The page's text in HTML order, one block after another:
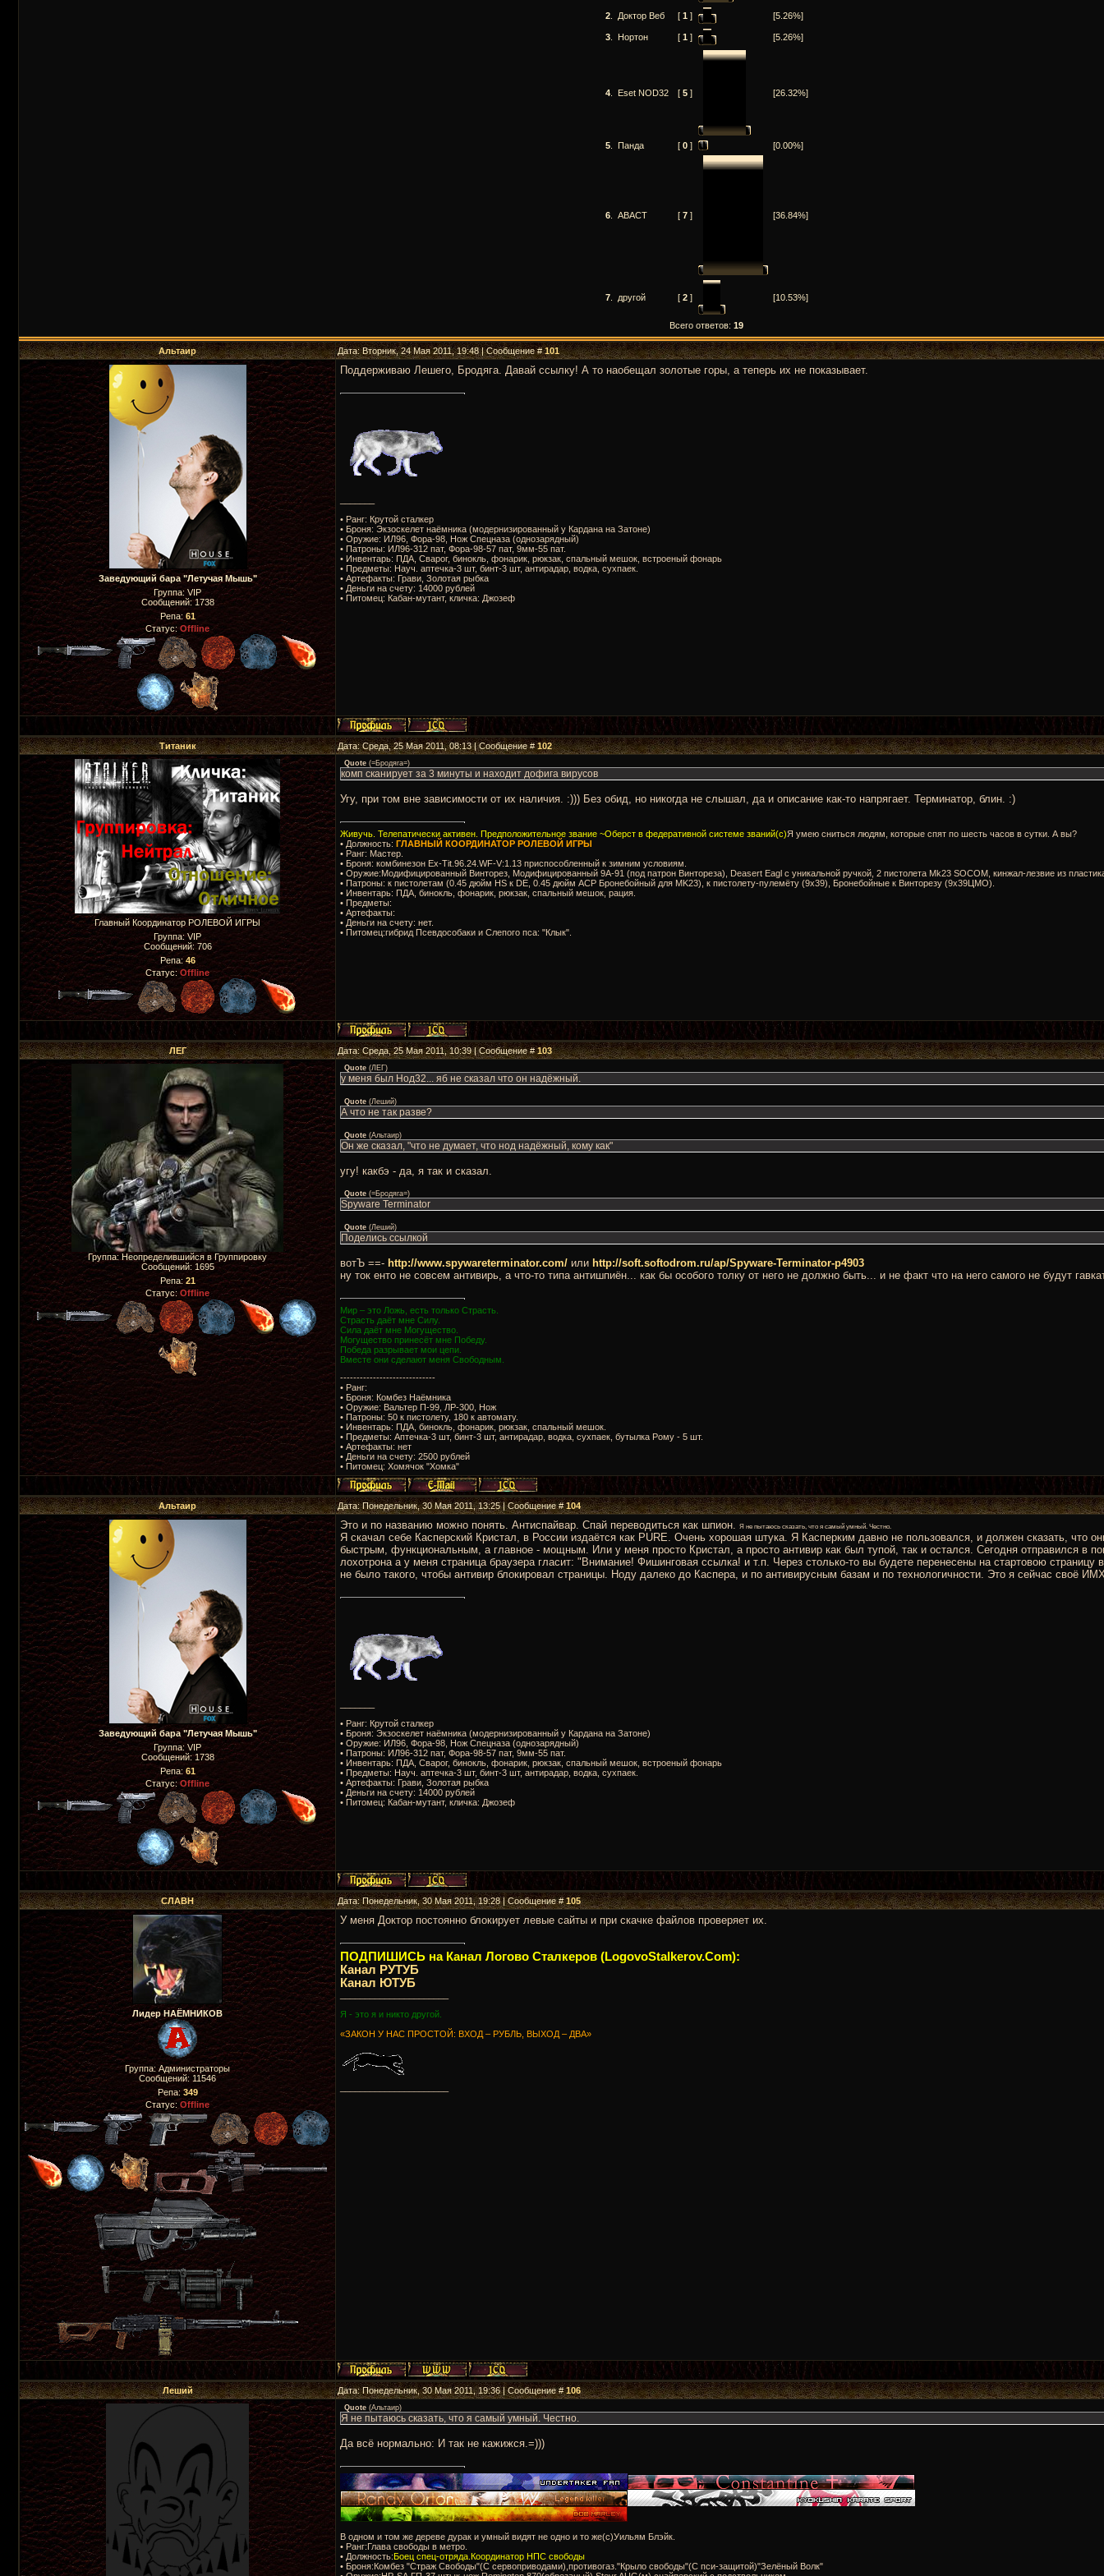
2. Доктор Веб [ 1] [5.26%]
3. Нортон [ 1] [5.26%]
4. Eset NOD32 [ 5] [26.32%]
5. Панда [ 0] [0.00%]
6. АВАСТ [ 7] [36.84%]
7. другой [ 2] [10.53%]
Всего ответов: 19
Альтаир Дата: Вторник, 24 Мая 2011, 19:48 | Сообщение #101
Заведующий бара "Летучая Мышь"
Группа: VIP
Сообщений:1738
Репа:61
Статус:Offline
Поддерживаю Лешего, Бродяга. Давай ссылку! А то наобещал золотые горы, а теперь их не показывает.
• Ранг: Крутой сталкер
• Броня: Экзоскелет наёмника (модернизированный у Кардана на Затоне)
• Оружие: ИЛ96, Фора-98, Нож Спецназа (однозарядный)
• Патроны: ИЛ96-312 пат, Фора-98-57 пат, 9мм-55 пат.
• Инвентарь: ПДА, Сварог, бинокль, фонарик, рюкзак, спальный мешок, встроеный фонарь
• Предметы: Науч. аптечка-3 шт, бинт-3 шт, антирадар, водка, сухпаек.
• Артефакты: Грави, Золотая рыбка
• Деньги на счету: 14000 рублей
• Питомец: Кабан-мутант, кличка: Джозеф
Титаник Дата: Среда, 25 Мая 2011, 08:13 | Сообщение #102
Главный Координатор РОЛЕВОЙ ИГРЫ
Группа: VIP
Сообщений: 706
Репа: 46
Статус: Offline
Quote (=Бродяга=)
комп сканирует за 3 минуты и находит дофига вирусов
Угу, при том вне зависимости от их наличия. :))) Без обид, но никогда не слышал, да и описание как-то напрягает. Терминатор, блин. :)
Живучь. Телепатически активен. Предположительное звание ~Оберст в федеративной системе званий(с)Я умею сниться людям, которые спят по шесть часов в сутки. А вы?
• Должность: ГЛАВНЫЙ КООРДИНАТОР РОЛЕВОЙ ИГРЫ
• Ранг: Мастер.
• Броня: комбинезон Ex-Tit.96.24.WF-V:1.13 приспособленный к зимним условиям.
• Оружие:Модифицированный Винторез, Модифицированный 9А-91 (под патрон Винтореза), Deasert Eagl с уникальной ручкой, 2 пистолета Mk23 SOCOM, кинжал-лезвие из
• Патроны: к пистолетам (0.45 дюйм HS к DE, 0.45 дюйм АСР Бронебойный для MK23), к пистолету-пулемёту (9х39), Бронебойные к Винторезу (9х39ЦМО).
• Инвентарь: ПДА, бинокль, фонарик, рюкзак, спальный мешок, рация.
• Предметы:
• Артефакты:
• Деньги на счету: нет.
• Питомец:гибрид Псевдособаки и Слепого пса: "Клык".
ЛЕГ Дата: Среда, 25 Мая 2011, 10:39 | Сообщение #103
Группа: Неопределившийся в Группировку
Сообщений: 1695
Репа: 21
Статус:Offline
Quote (ЛЕГ)
у меня был Нод32... яб не сказал что он надёжный.
Quote (Леший)
А что не так разве?
Quote (Альтаир)
Он же сказал, "что не думает, что нод надёжный, кому как"
угу! какбэ - да, я так и сказал.
Quote (=Бродяга=)
Spyware Terminator
Quote (Леший)
Поделись ссылкой
вотЪ ==- http://www.spywareterminator.com/ или http://soft.softodrom.ru/ap/Spyware-Terminator-p4903
ну ток енто не совсем антивирь, а что-то типа антишпиён... как бы особого толку от него не должно быть... и не факт что на него самого не будут
Мир – это Ложь, есть только Страсть.
Страсть даёт мне Силу.
Сила даёт мне Могущество.
Могущество принесёт мне Победу.
Победа разрывает мои цепи.
Вместе они сделают меня Свободным.
-----------------------------
• Ранг:
• Броня: Комбез Наёмника
• Оружие: Вальтер П-99, ЛР-300, Нож
• Патроны: 50 к пистолету, 180 к автомату.
• Инвентарь: ПДА, бинокль, фонарик, рюкзак, спальный мешок.
• Предметы: Аптечка-3 шт, бинт-3 шт, антирадар, водка, сухпаек, бутылка Рому - 5 шт.
• Артефакты: нет
• Деньги на счету: 2500 рублей
• Питомец: Хомячок "Хомка"
Альтаир Дата: Понедельник, 30 Мая 2011, 13:25 | Сообщение #104
Заведующий бара "Летучая Мышь"
Группа: VIP
Сообщений:1738
Репа:61
Статус:Offline
Это и по названию можно понять. Антиспайвар. Спай переводиться как шпион. Я не пытаюсь сказать, что я самый умный. Честно.
Я скачал себе Касперский Кристал, в России издаётся как PURE. Очень хорошая штука. Я Касперким давно не пользовался, и должен сказать, что
быстрым, функциональным, а главное - мощным. Или у меня просто Кристал, а просто антивир как был тупой, так и остался. Сегодня отправился в
лохотрона а у меня страница браузера гласит: "Внимание! Фишинговая ссылка! и т.п. Через столько-то вы будете перенесены на стартовою
не было такого, чтобы антивир блокировал страницы. Ноду далеко до Каспера, и по антивирусным базам и по технологичности. Это я сейчас своё
• Ранг: Крутой сталкер
• Броня: Экзоскелет наёмника (модернизированный у Кардана на Затоне)
• Оружие: ИЛ96, Фора-98, Нож Спецназа (однозарядный)
• Патроны: ИЛ96-312 пат, Фора-98-57 пат, 9мм-55 пат.
• Инвентарь: ПДА, Сварог, бинокль, фонарик, рюкзак, спальный мешок, встроеный фонарь
• Предметы: Науч. аптечка-3 шт, бинт-3 шт, антирадар, водка, сухпаек.
• Артефакты: Грави, Золотая рыбка
• Деньги на счету: 14000 рублей
• Питомец: Кабан-мутант, кличка: Джозеф
СЛАВН Дата: Понедельник, 30 Мая 2011, 19:28 | Сообщение #105
Лидер НАЁМНИКОВ
Группа: Администраторы
Сообщений: 11546
Репа: 349
Статус: Offline
У меня Доктор постоянно блокирует левые сайты и при скачке файлов проверяет их.
ПОДПИШИСЬ на Канал Логово Сталкеров (LogovoStalkerov.Com):
Канал РУТУБ
Канал ЮТУБ
Я - это я и никто другой.
«ЗАКОН У НАС ПРОСТОЙ: ВХОД – РУБЛЬ, ВЫХОД – ДВА»
Леший Дата: Понедельник, 30 Мая 2011, 19:36 | Сообщение #106
Quote (Альтаир)
Я не пытаюсь сказать, что я самый умный. Честно.
Да всё нормально: И так не кажижся.=)))
В одном и том же дереве дурак и умный видят не одно и то же(с)Уильям Блэйк.
• Ранг:Глава свободы в метро.
• Должность:Боец спец-отряда.Координатор НПС свободы
• Броня:Комбез "Страж Свободы"(С сервоприводами),противогаз."Крыло свободы"(С пси-защитой)"Зелёный Волк"